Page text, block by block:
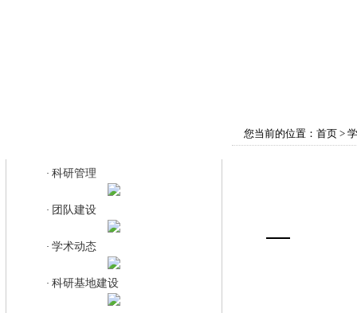
· 科研管理
· 团队建设
· 学术动态
· 科研基地建设
您当前的位置： 首页 >